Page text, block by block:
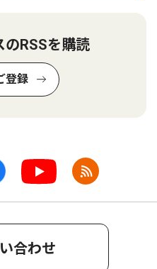
のRSSを購読
登録
合わせ